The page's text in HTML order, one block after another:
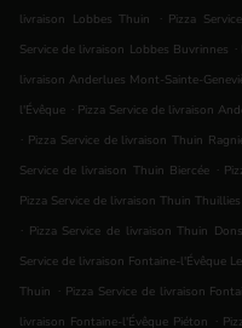
livraison Lobbes Thuin
. Pizza
Service de livraison Lobbes Buvrinnes .
livraison Anderlues Mont-Sainte-
l'Évêque . Pizza Service de livraison
. Pizza Service de livraison Thuin
Service de livraison Thuin Biercée .
Pizza Service de livraison Thuin Thuillies
. Pizza Service de livraison Thuin
Service de livraison Fontaine-l'Évêque
Thuin . Pizza Service de livraison
livraison Fontaine-l'Évêque Piéton .